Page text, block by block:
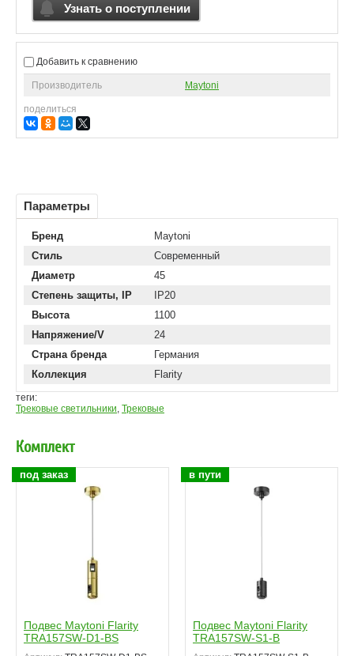
Узнать о поступлении
Добавить к сравнению
Производитель Maytoni
поделиться
Параметры
Бренд
Maytoni
Стиль
Современный
Диаметр
45
Степень защиты, IP
IP20
Высота
1100
Напряжение/V
24
Страна бренда
Германия
Коллекция
Flarity
теги:
Трековые светильники, Трековые
Комплект
под заказ
Подвес Maytoni Flarity
TRA157SW-D1-BS
в пути
Подвес Maytoni Flarity
TRA157SW-S1-B